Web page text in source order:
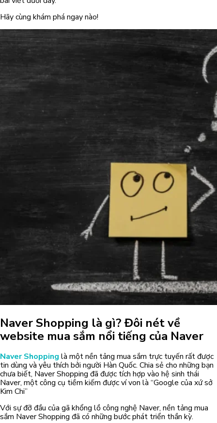
Hãy cùng khám phá ngay nào!
Naver Shopping là gì? Đôi nét về
website mua sắm nổi tiếng của Naver
Naver Shopping là một nền tảng mua sắm trực tuyến rất được
tin dùng và yêu thích bởi người Hàn Quốc. Chia sẻ cho những bạn
chưa biết, Naver Shopping đã được tích hợp vào hệ sinh thái
Naver, một công cụ tiềm kiếm được ví von là “Google của xứ sở
Kim Chi”
Với sự đỡ đầu của gã khổng lồ công nghệ Naver, nền tảng mua
sắm Naver Shopping đã có những bước phát triển thần kỳ.